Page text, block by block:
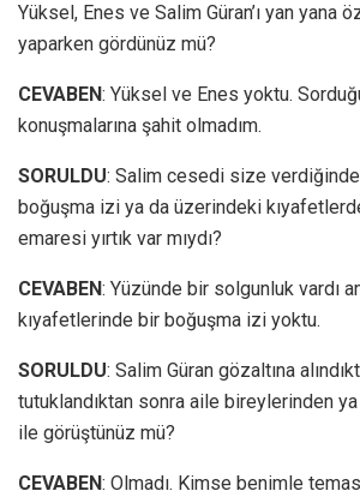
Yüksel, Enes ve Salim Güran’ı yan yana
yaparken gördünüz mü?
CEVABEN: Yüksel ve Enes yoktu.
konuşmalarına şahit olmadım.
SORULDU: Salim cesedi size
boğuşma izi ya da üzerindeki
emaresi yırtık var mıydı?
CEVABEN: Yüzünde bir solgunluk vardı
kıyafetlerinde bir boğuşma izi yoktu.
SORULDU: Salim Güran gözaltına
tutuklandıktan sonra aile bireylerinden ya
ile görüştünüz mü?
CEVABEN: Olmadı. Kimse benimle